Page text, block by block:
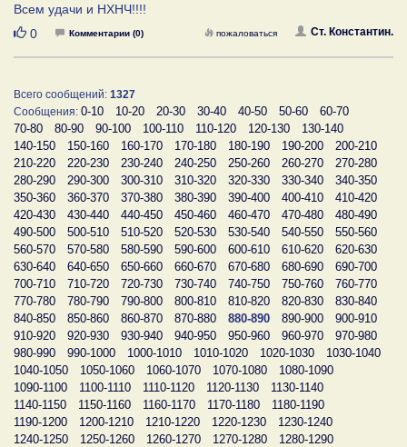
Всем удачи и НХНЧ!!!!
Нравится
0 Комментарии (0) Ст. Константин.
пожаловаться
Всего сообщений: 1327
Сообщения: 0-10 10-20 20-30 30-40 40-50 50-60
60-70
70-80
80-90 90-100 100-110 110-120 120-130
130-140
140-150
150-160 160-170 170-180 180-190 190-200
200-210
210-220
220-230 230-240 240-250 250-260 260-270
270-280
280-290
290-300 300-310 310-320 320-330 330-340
340-350
350-360
360-370 370-380 380-390 390-400 400-410
410-420
420-430
430-440 440-450 450-460 460-470 470-480
480-490
490-500
500-510 510-520 520-530 530-540 540-550
550-560
560-570
570-580 580-590 590-600 600-610 610-620
620-630
630-640
640-650 650-660 660-670 670-680 680-690
690-700
700-710
710-720 720-730 730-740 740-750 750-760
760-770
770-780
780-790 790-800 800-810 810-820 820-830
830-840
840-850
850-860 860-870 870-880 880-890 890-900
900-910
910-920
920-930 930-940 940-950 950-960 960-970
970-980
980-990
990-1000 1000-1010 1010-1020 1020-1030
1030-1040
1040-1050
1050-1060 1060-1070 1070-1080
1080-1090
1090-1100
1100-1110 1110-1120 1120-1130
1130-1140
1140-1150
1150-1160 1160-1170 1170-1180
1180-1190
1190-1200
1200-1210 1210-1220 1220-1230
1230-1240
1240-1250
1250-1260 1260-1270 1270-1280
1280-1290